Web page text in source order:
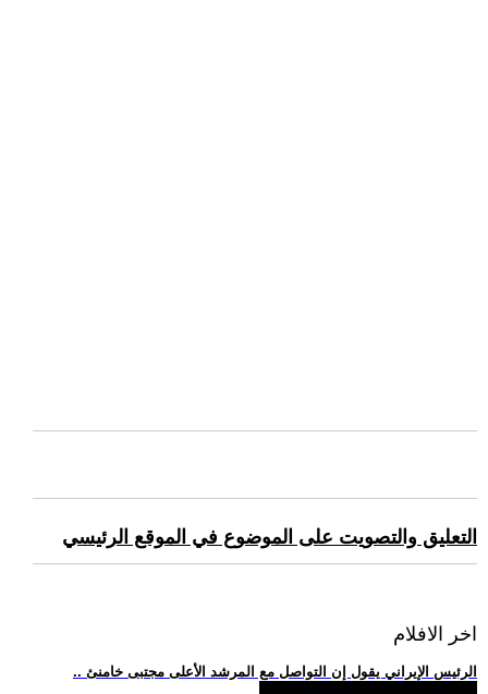
التعليق والتصويت على الموضوع في الموقع الرئيسي
اخر الافلام
.. الرئيس الإيراني يقول إن التواصل مع المرشد الأعلى مجتبى خامنئ